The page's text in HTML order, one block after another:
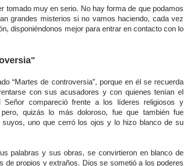
tomado muy en serio. No hay forma de que podamos
grandes misterios si no vamos haciendo, cada vez
disponiéndonos mejor para entrar en contacto con lo
“Martes de controversia”, porque en él se recuerda
con sus acusadores y con quienes tenían el
Señor compareció frente a los líderes religiosos y
quizás lo más doloroso, fue que también fue
uno que cerró los ojos y lo hizo blanco de su
palabras y sus obras, se convirtieron en blanco de
de propios y extraños. Dios se sometió a los poderes